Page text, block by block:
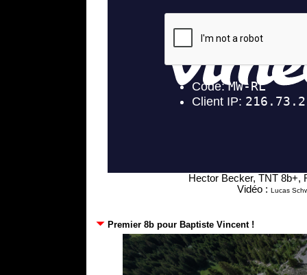
Hector Becker, TNT 8b+,
Vidéo : Lucas
Premier 8b pour Baptiste Vincent !